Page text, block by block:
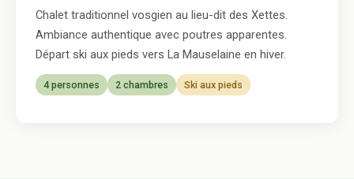
Chalet traditionnel vosgien au lieu-dit des Xettes.
Ambiance authentique avec poutres apparentes.
Départ ski aux pieds vers La Mauselaine en hiver.
4 personnes 2 chambres Ski aux pieds